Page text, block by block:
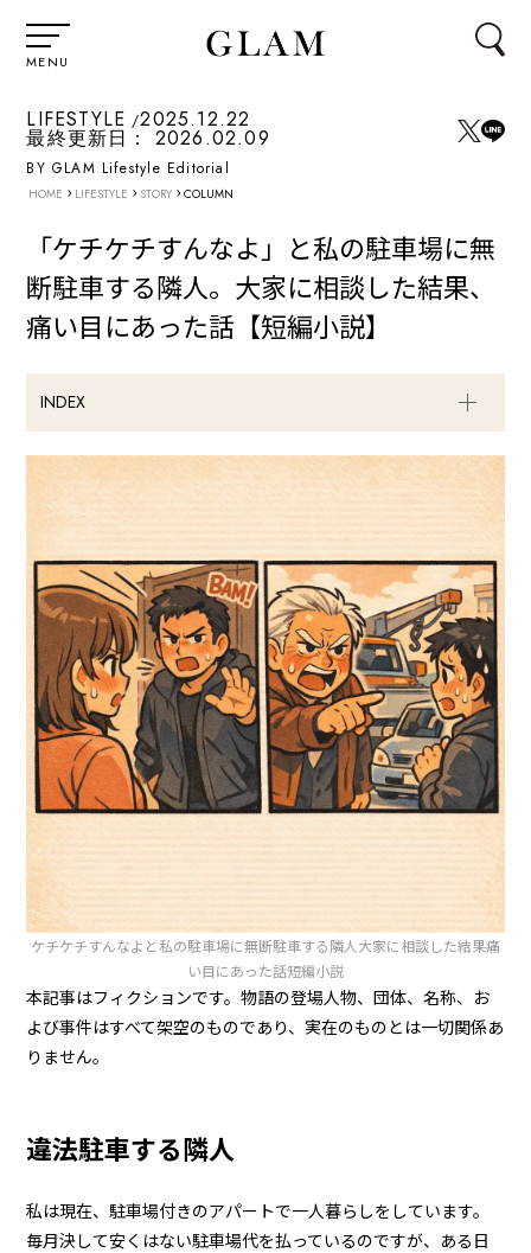
MENU
LIFESTYLE 2025.12.22
最終更新日： 2026.02.09
BY GLAM Lifestyle Editorial
HOME › LIFESTYLE › STORY › COLUMN
「ケチケチすんなよ」と私の駐車場に無
断駐車する隣人。大家に相談した結果、
痛い目にあった話【短編小説】
INDEX
ケチケチすんなよと私の駐車場に無断駐車する隣人大家に相談した結果痛
い目にあった話短編小説
本記事はフィクションです。物語の登場人物、団体、名称、お
よび事件はすべて架空のものであり、実在のものとは一切関係あ
りません。
違法駐車する隣人
私は現在、駐車場付きのアパートで一人暮らしをしています。
毎月決して安くはない駐車場代を払っているのですが、ある日